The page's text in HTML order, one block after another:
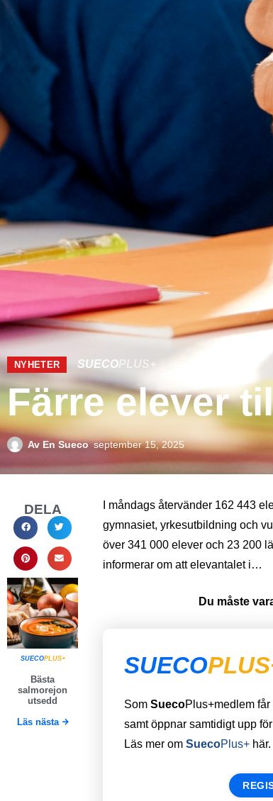
NYHETER SUECO PLUS+
Färre elever
Av En Sueco september 15, 2025
DELA
SUECOPLUS+
Bästa
salmorejon
utsedd
Läs nästa
I måndags återvänder 162 443
gymnasiet, yrkesutbildning och
över 341 000 elever och 23 200
informerar om att elevantalet i…
Du måste
SUECO
Som SuecoPlus+medlem
samt öppnar samtidigt upp
Läs mer om SuecoPlus+ här.